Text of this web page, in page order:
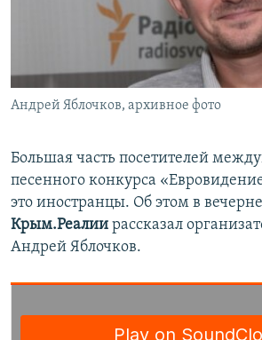
ПОБЕДИТЕЛЕЙ НЕ СУДЯТ?
КРЫМ.НЕПОКОРЕННЫЙ
УКРАИНСКАЯ ПРОБЛЕМА КРЫМА
ПРИСОЕДИНЯЙТЕСЬ!
Андрей Яблочков, архивное фото
Большая часть посетителей
песенного конкурса
это иностранцы. Об этом в
Крым.Реалии рассказал
Андрей Яблочков.